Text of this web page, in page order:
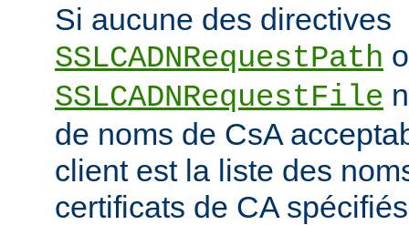
Si aucune des directives
SSLCADNRequestPath
SSLCADNRequestFile
de noms de CsA
client est la liste des
certificats de CA